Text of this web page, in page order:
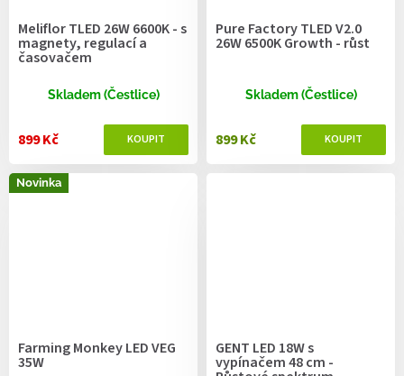
Meliflor TLED 26W 6600K - s
magnety, regulací a
časovačem
Skladem (Čestlice)
899 Kč
Pure Factory TLED V2.0
26W 6500K Growth - růst
Skladem (Čestlice)
899 Kč
Novinka
Farming Monkey LED VEG
35W
GENT LED 18W s
vypínačem 48 cm -